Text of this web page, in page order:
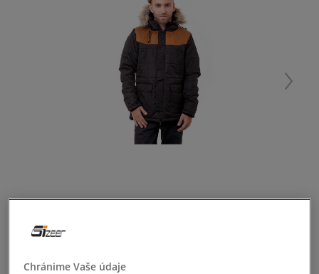
CONFRONT BUNDA BUFFALO
Chránime Vaše údaje